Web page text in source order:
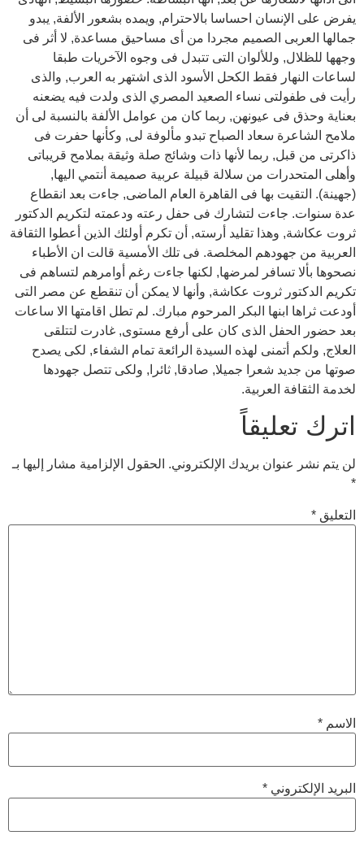
يفرض على الإنسان احساسا بالاحترام, ويمده بشعور الألفة, يبدو
جمالها العربى الصميم مجردا من أى مساحيق مساعدة, لا أثر فى
وجهها للظلال, وللألوان التى تتبدل فى وجوه الآخريات طبقا
لساعات النهار فقط الكحل الأسود الذى اشتهر به العرب, والذى
رأيت فى طفولتى نساء الصعيد المصري الذى ولدت فيه يضعنه
بعناية وحذق فى عيونهن, ربما كان من عوامل الألفة بالنسبة لى أن
ملامح الشاعرة سعاد الصباح تبدو مألوفة لى, وكأنها حفرت فى
ذاكرتى من قبل, ربما لأنها ذات وشائج صلة وثيقة بملامح قريباتى
وأهلى المتحدرات من سلالة قبيلة عربية صميمة أنتمي اليها,
(جهينة). التقيت بها فى القاهرة العام الماضى, جاءت بعد انقطاع
عدة سنوات. جاءت لتشارك فى حفل رعته ودعمته لتكريم الدكتور
ثروت عكاشة, وهذا تقليد أرسته, أن تكرم أولئك الذين أعطوا الثقافة
العربية من جهودهم المخلصة. فى تلك الأمسية قالت ان الأطباء
نصحوها بألا تسافر لمرضها, لكنها جاءت رغم أوامرهم لتساهم فى
تكريم الدكتور ثروت عكاشة, وأنها لا يمكن أن تنقطع عن مصر التى
أودعت ثراها ابنها البكر المرحوم مبارك. لم تطل اقامتها الا ساعات
بعد حضور الحفل الذى كان على أرفع مستوى, غادرت لتتلقى
العلاج, ولكم أتمنى لهذه السيدة الرائعة تمام الشفاء, لكى يصدح
صوتها من جديد شعرا جميلا, صادقا, ثائرا, ولكى تتصل جهودها
لخدمة الثقافة العربية.
اترك تعليقاً
لن يتم نشر عنوان بريدك الإلكتروني. الحقول الإلزامية مشار إليها بـ
*
التعليق *
الاسم *
البريد الإلكتروني *